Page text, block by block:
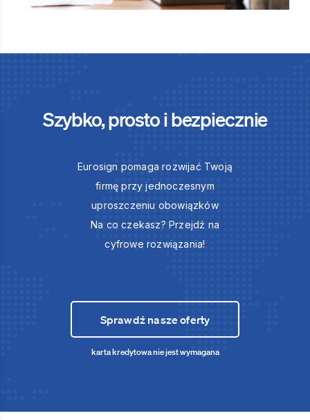
Szybko, prosto i bezpiecznie
Eurosign pomaga rozwijać Twoją
firmę przy jednoczesnym
uproszczeniu obowiązków
Na co czekasz? Przejdź na
cyfrowe rozwiązania!
Sprawdź nasze oferty
karta kredytowa nie jest wymagana